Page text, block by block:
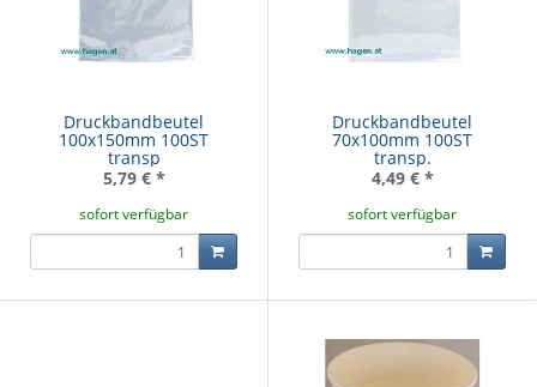
Druckbandbeutel
100x150mm 100ST
transp
5,79 € *
sofort verfügbar
Druckbandbeutel
70x100mm 100ST
transp.
4,49 € *
sofort verfügbar